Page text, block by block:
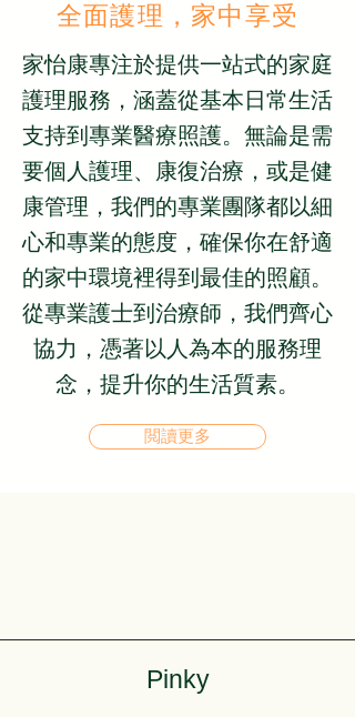
全面護理，家中享受
家怡康專注於提供一站式的家庭
護理服務，涵蓋從基本日常生活
支持到專業醫療照護。無論是需
要個人護理、康復治療，或是健
康管理，我們的專業團隊都以細
心和專業的態度，確保你在舒適
的家中環境裡得到最佳的照顧。
從專業護士到治療師，我們齊心
協力，憑著以人為本的服務理
念，提升你的生活質素。
閲讀更多
Pinky